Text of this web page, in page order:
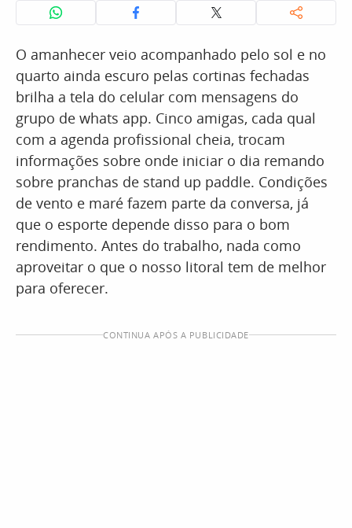
O amanhecer veio acompanhado pelo sol e no
quarto ainda escuro pelas cortinas fechadas
brilha a tela do celular com mensagens do
grupo de whats app. Cinco amigas, cada qual
com a agenda profissional cheia, trocam
informações sobre onde iniciar o dia remando
sobre pranchas de stand up paddle. Condições
de vento e maré fazem parte da conversa, já
que o esporte depende disso para o bom
rendimento. Antes do trabalho, nada como
aproveitar o que o nosso litoral tem de melhor
para oferecer.
CONTINUA APÓS A PUBLICIDADE